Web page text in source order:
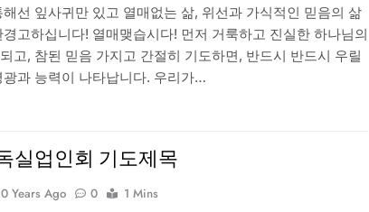
선 잎사귀만 있고 열매없는 삶, 위선과 가식적인 믿음의 삶
고하십니다! 열매맺습시다! 먼저 거룩하고 진실한 하나님의
고, 참된 믿음 가지고 간절히 기도하면, 반드시 반드시 우릴
광과 능력이 나타납니다. 우리가…
실업인회 기도제목
Years Ago 0
1 Mins